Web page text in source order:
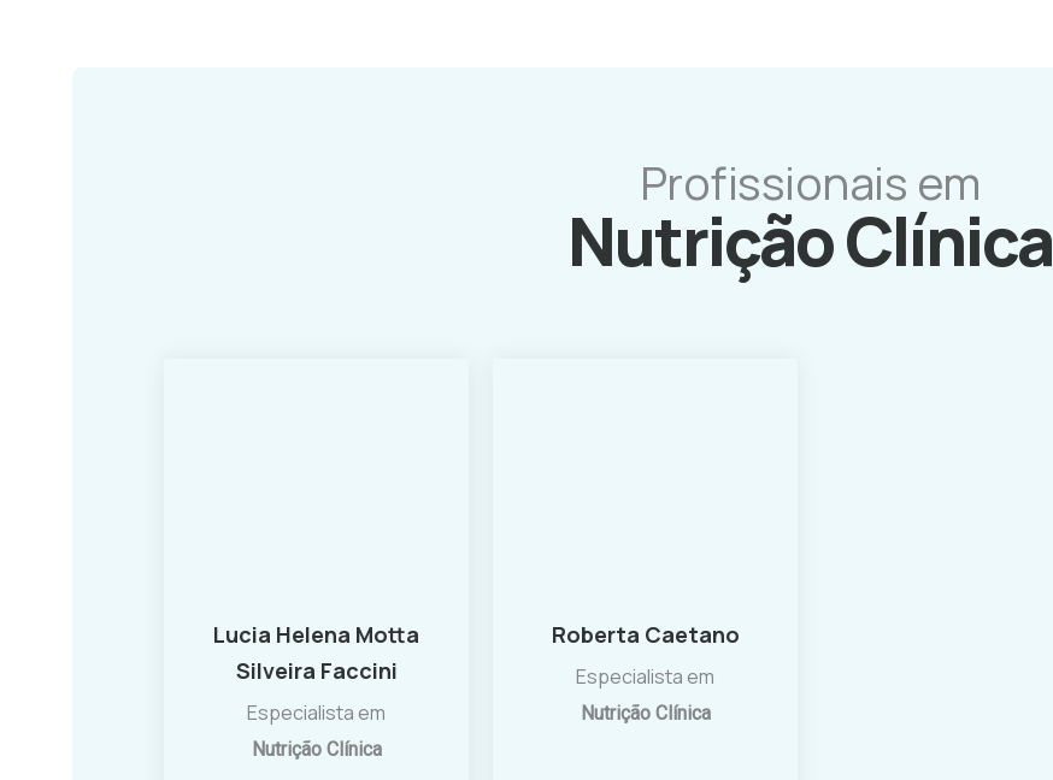
Profissionais em
Nutrição Clínica
Lucia Helena Motta
Silveira Faccini
Especialista em
Nutrição Clínica
Roberta Caetano
Especialista em
Nutrição Clínica